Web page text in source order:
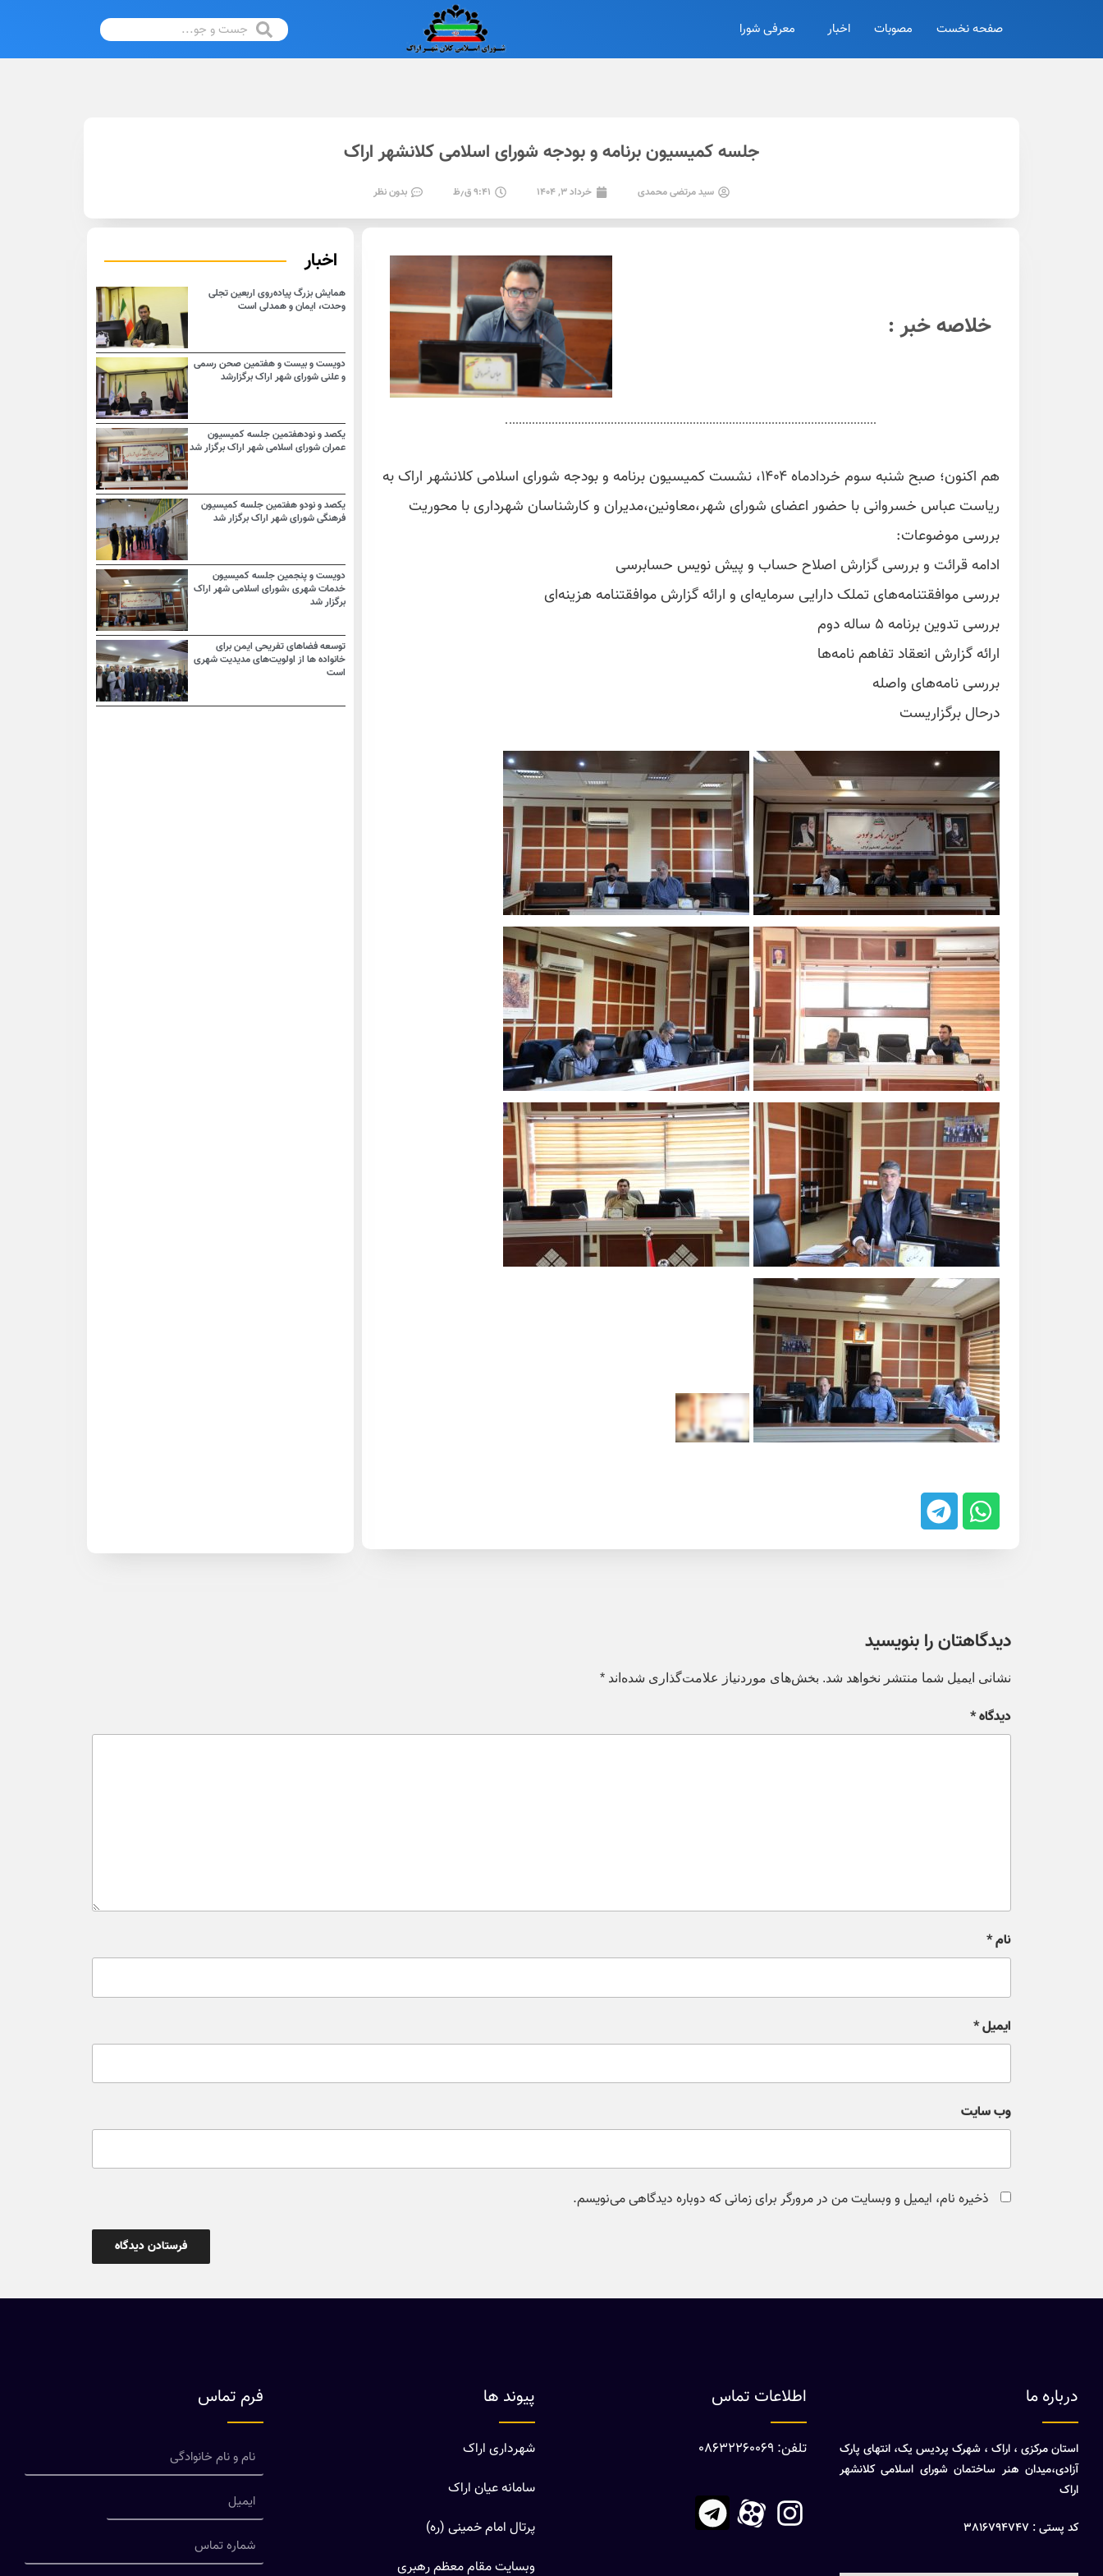
صفحه نخست مصوبات اخبار معرفی شورا
جلسه کمیسیون برنامه و بودجه شورای اسلامی کلانشهر اراک
سید مرتضی محمدی خرداد ۳, ۱۴۰۴ ۹:۴۱ ق٫ظ بدون نظر
خلاصه خبر :
هم اکنون؛ صبح شنبه سوم خردادماه ۱۴۰۴، نشست کمیسیون برنامه و بودجه شورای اسلامی کلانشهر اراک به
ریاست عباس خسروانی با حضور اعضای شورای شهر،معاونین،مدیران و کارشناسان شهرداری با محوریت
بررسی موضوعات:
ادامه قرائت و بررسی گزارش اصلاح حساب و پیش نویس حسابرسی
بررسی موافقتنامه‌های تملک دارایی سرمایه‌ای و ارائه گزارش موافقتنامه هزینه‌ای
بررسی تدوین برنامه ۵ ساله دوم
ارائه گزارش انعقاد تفاهم نامه‌ها
بررسی نامه‌های واصله
درحال برگزاریست
اخبار
همایش بزرگ پیاده‌روی اربعین تجلی
وحدت، ایمان و همدلی است
دویست و بیست و هفتمین صحن رسمی
و علنی شورای شهر اراک برگزارشد
یکصد و نودهفتمین جلسه کمیسیون
عمران شورای اسلامی شهر اراک برگزار شد
یکصد و نودو هفتمین جلسه کمیسیون
فرهنگی شورای شهر اراک برگزار شد
دویست و پنجمین جلسه کمیسیون
خدمات شهری ،شورای اسلامی شهر اراک
برگزار شد
توسعه فضاهای تفریحی ایمن برای
خانواده ها از اولویت‌های مدیدیت شهری
است
دیدگاهتان را بنویسید
نشانی ایمیل شما منتشر نخواهد شد. بخش‌های موردنیاز علامت‌گذاری شده‌اند *
دیدگاه*
نام*
ایمیل*
وب‌ سایت
ذخیره نام، ایمیل و وبسایت من در مرورگر برای زمانی که دوباره دیدگاهی می‌نویسم.
درباره ما
استان مرکزی ، اراک ، شهرک پردیس یک، انتهای پارک
آزادی،میدان هنر ساختمان شورای اسلامی کلانشهر
اراک
کد پستی : 3816794747
اطلاعات تماس
تلفن: 08632260069
پیوند ها
شهرداری اراک
سامانه عیان اراک
پرتال امام خمینی (ره)
وبسایت مقام معظم رهبری
فرم تماس